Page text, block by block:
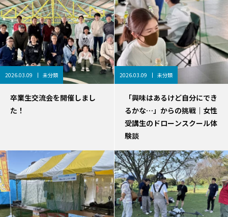
2026.03.09 未分類
卒業生交流会を開催しまし
た！
2026.03.09 未分類
「興味はあるけど自分にでき
るかな…」からの挑戦｜女性
受講生のドローンスクール体
験談